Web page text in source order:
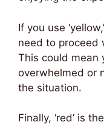
If you use
need to proceed
This could mean
overwhelmed or
the situation.
Finally, ‘red’ is